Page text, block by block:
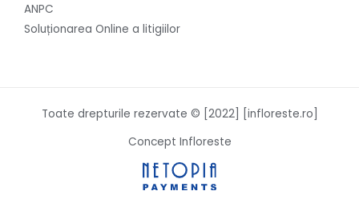
ANPC
Soluționarea Online a litigiilor
Toate drepturile rezervate © [2022] [infloreste.ro]
Concept Infloreste